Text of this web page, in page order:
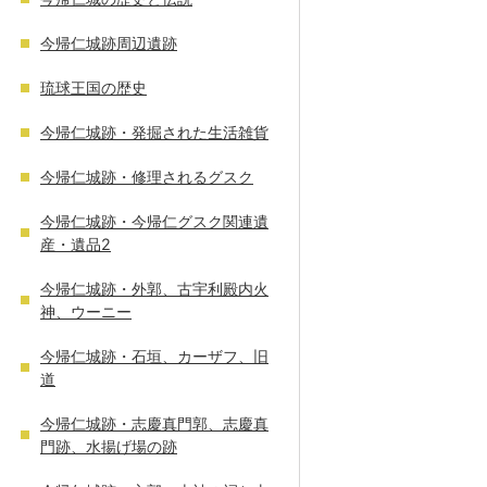
今帰仁城跡周辺遺跡
琉球王国の歴史
今帰仁城跡・発掘された生活雑貨
今帰仁城跡・修理されるグスク
今帰仁城跡・今帰仁グスク関連遺
産・遺品2
今帰仁城跡・外郭、古宇利殿内火
神、ウーニー
今帰仁城跡・石垣、カーザフ、旧
道
今帰仁城跡・志慶真門郭、志慶真
門跡、水揚げ場の跡